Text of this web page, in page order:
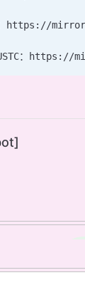
https://
：